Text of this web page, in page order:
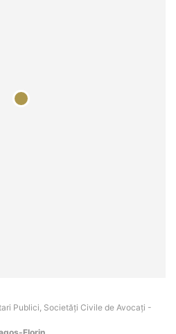
Publici, Societăți Civile de Avocați -